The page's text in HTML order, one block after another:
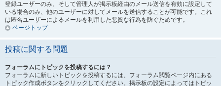
登録ユーザーのみ、そして管理人が掲示板経由のメール送信を有効に設定して
いる場合のみ、他のユーザーに対してメールを送信することが可能です。これ
は匿名ユーザーによるメールを利用した悪質な行為を防ぐためです。
ページトップ
投稿に関する問題
フォーラムにトピックを投稿するには？
フォーラムに新しいトピックを投稿するには、フォーラム閲覧ページ内にある
トピック作成ボタンをクリックしてください。掲示板の設定によってはトピッ